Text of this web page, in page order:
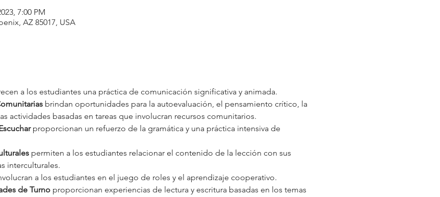
7:00 PM
AZ 85017, USA
a los estudiantes una práctica de comunicación significativa y animada.
brindan oportunidades para la autoevaluación, el pensamiento crítico, la
actividades basadas en tareas que involucran recursos comunitarios.
proporcionan un refuerzo de la gramática y una práctica intensiva de
permiten a los estudiantes relacionar el contenido de la lección con sus
interculturales.
a los estudiantes en el juego de roles y el aprendizaje cooperativo.
de Turno proporcionan experiencias de lectura y escritura basadas en los temas